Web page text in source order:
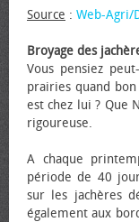
Source : Web-Agri/
Broyage des
Vous pensiez
prairies quand
est chez lui ? Que
rigoureuse.
A chaque
période de 40
sur les jachères
également aux